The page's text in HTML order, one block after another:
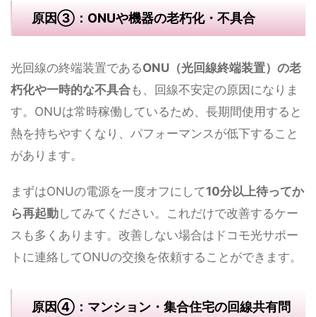
原因③：ONUや機器の老朽化・不具合
光回線の終端装置であるONU（光回線終端装置）の老
朽化や一時的な不具合も、回線不安定の原因になりま
す。ONUは常時稼働しているため、長期間使用すると
熱を持ちやすくなり、パフォーマンスが低下すること
があります。
まずはONUの電源を一度オフにして10分以上待ってか
ら再起動してみてください。これだけで改善するケー
スも多くあります。改善しない場合はドコモ光サポー
トに連絡してONUの交換を依頼することができます。
原因④：マンション・集合住宅の回線共有問